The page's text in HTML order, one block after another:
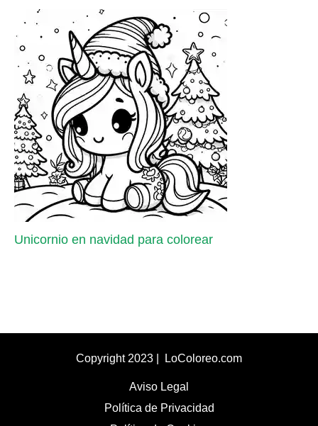
Unicornio en navidad para colorear
Copyright 2023 | LoColoreo.com
Aviso Legal
Política de Privacidad